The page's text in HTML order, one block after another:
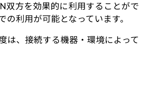
双方を効果的に利用することがで
の利用が可能となっています。
は、接続する機器・環境によって